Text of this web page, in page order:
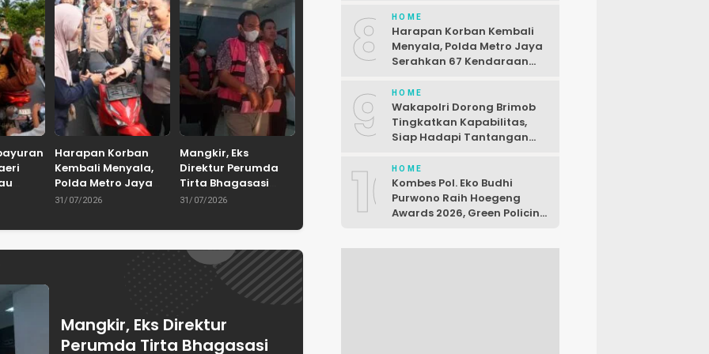
Desa
Harapan Korban
Kembali Menyala,
Polda Metro Jaya
Serahkan 67
31/07/2026
Mangkir, Eks
Direktur Perumda
Tirta Bhagasasi
Dicekal Kejari Bekasi
31/07/2026
Mangkir, Eks Direktur
Perumda Tirta Bhagasasi
Karawang
8 HOME
Harapan Korban Kembali
Menyala, Polda Metro Jaya
Serahkan 67 Kendaraan
9 HOME
Wakapolri Dorong Brimob
Tingkatkan Kapabilitas,
Siap Hadapi Tantangan
10HOME
Kombes Pol. Eko Budhi
Purwono Raih Hoegeng
Awards 2026, Green Policing